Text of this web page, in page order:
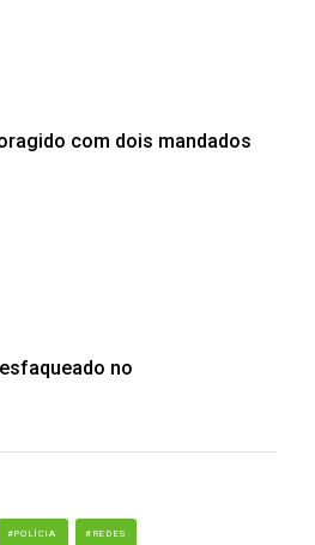
com dois mandados
no
#POLÍCIA #REDES